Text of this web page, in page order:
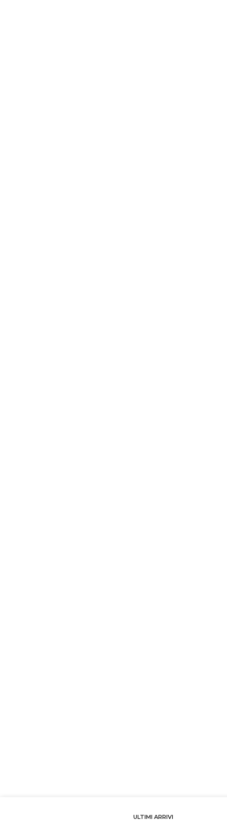
ULTIMI ARRIVI